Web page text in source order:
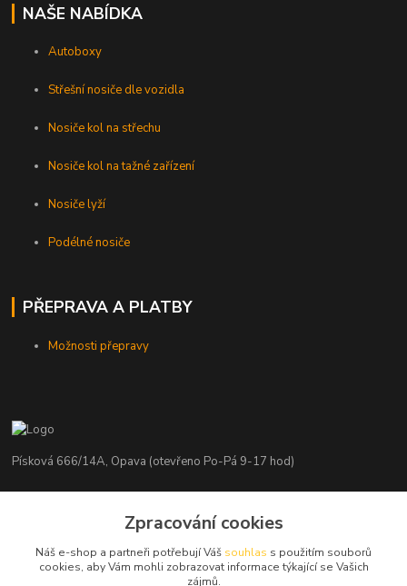
NAŠE NABÍDKA
Autoboxy
Střešní nosiče dle vozidla
Nosiče kol na střechu
Nosiče kol na tažné zařízení
Nosiče lyží
Podélné nosiče
PŘEPRAVA A PLATBY
Možnosti přepravy
Písková 666/14A, Opava (otevřeno Po-Pá 9-17 hod)
+420 776 839 986
info@nosice.com
Zpracování cookies
Náš e-shop a partneři potřebují Váš souhlas s použitím souborů
cookies, aby Vám mohli zobrazovat informace týkající se Vašich
zájmů.